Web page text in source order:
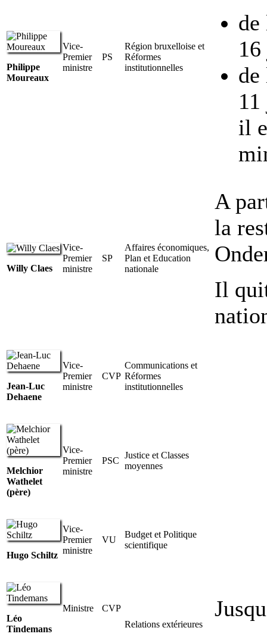
Philippe
Moureaux
Vice-
Premier
ministre
PS
Région bruxelloise et
Réformes
institutionnelles
il
Willy Claes
Vice-
Premier
ministre
SP
Affaires économiques,
Plan et Education
nationale
A
la
Il
Jean-Luc
Dehaene
Vice-
Premier
ministre
CVP
Communications et
Réformes
institutionnelles
Melchior
Wathelet
(père)
Vice-
Premier
ministre
PSC
Justice et Classes
moyennes
Hugo Schiltz
Vice-
Premier
ministre
VU
Budget et Politique
scientifique
Léo
Tindemans
Ministre
CVP
Relations extérieures